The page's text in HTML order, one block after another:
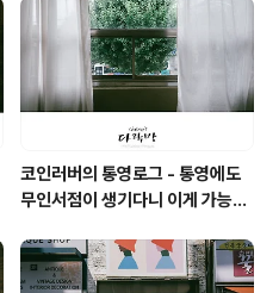
코인러버의 통영로그 - 통영에도
무인서점이 생기다니 이게 가능할